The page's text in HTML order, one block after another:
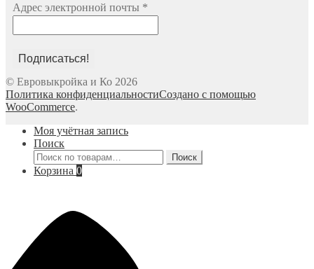
Адрес электронной почты *
© Евровыкройка и Ко 2026
Политика конфиденциальностиСоздано с помощью
WooCommerce.
Моя учётная запись
Поиск
Искать:
Поиск
Корзина 0